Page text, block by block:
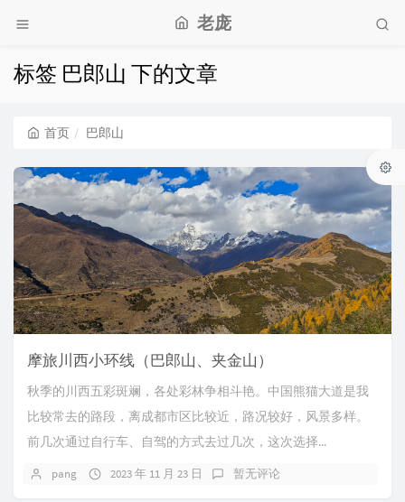
老庞
标签 巴郎山 下的文章
首页 巴郎山
摩旅川西小环线（巴郎山、夹金山）
秋季的川西五彩斑斓，各处彩林争相斗艳。中国熊猫大道是我
比较常去的路段，离成都市区比较近，路况较好，风景多样。
前几次通过自行车、自驾的方式去过几次，这次选择...
pang 2023 年 11 月 23 日 暂无评论